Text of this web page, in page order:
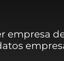
empresa